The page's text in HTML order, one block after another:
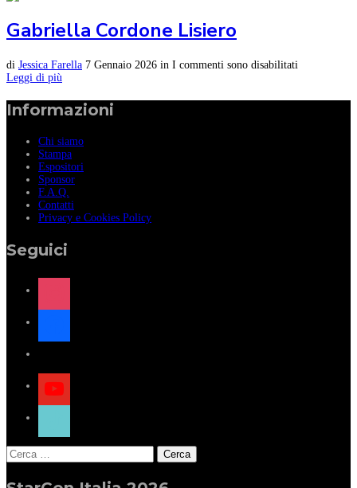
Gabriella Cordone Lisiero
di Jessica Farella 7 Gennaio 2026 in I commenti sono disabilitati
Leggi di più
Informazioni
Chi siamo
Stampa
Espositori
Sponsor
F.A.Q.
Contatti
Privacy e Cookies Policy
Seguici
instagram
facebook
x
youtube
tiktok
Ricerca
per: